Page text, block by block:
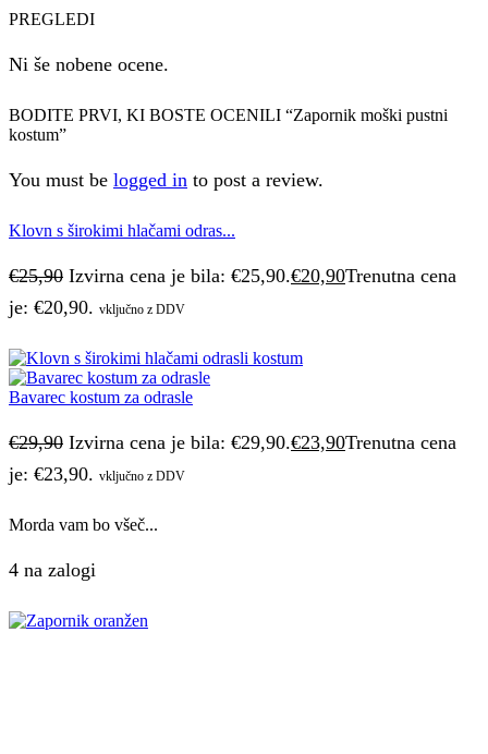
PREGLEDI
Ni še nobene ocene.
BODITE PRVI, KI BOSTE OCENILI “Zapornik moški pustni
kostum”
You must be logged in to post a review.
Klovn s širokimi hlačami odras...
€25,90 Izvirna cena je bila: €25,90.€20,90Trenutna cena
je: €20,90. vključno z DDV
Bavarec kostum za odrasle
€29,90 Izvirna cena je bila: €29,90.€23,90Trenutna cena
je: €23,90. vključno z DDV
Morda vam bo všeč...
4 na zalogi